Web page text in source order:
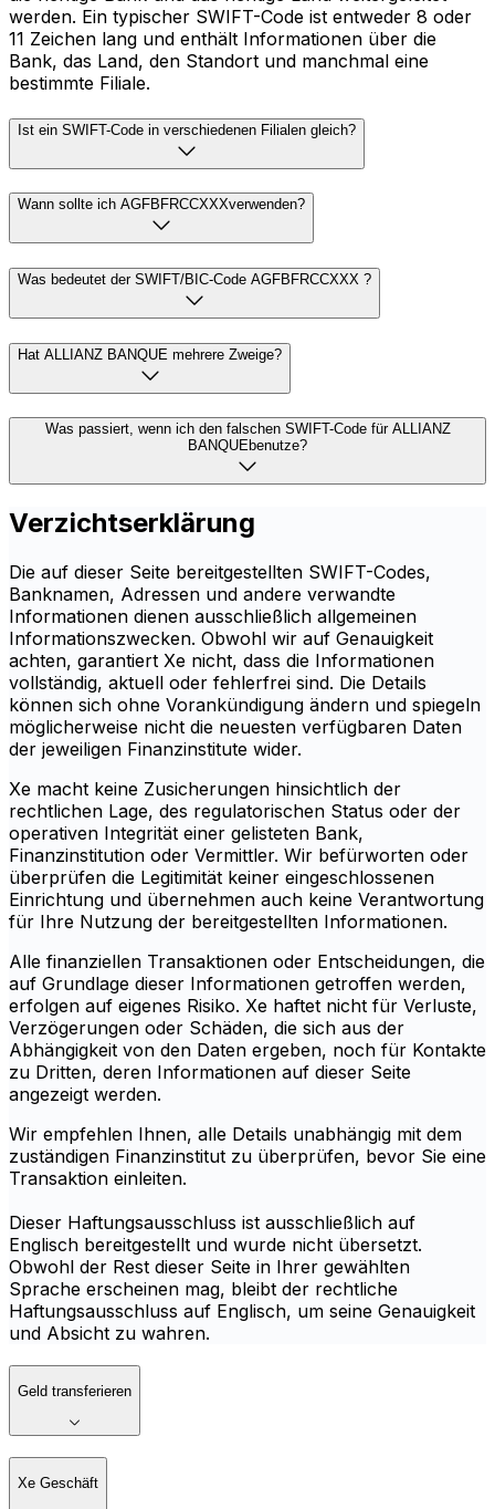
werden. Ein typischer SWIFT-Code ist entweder 8 oder
11 Zeichen lang und enthält Informationen über die
Bank, das Land, den Standort und manchmal eine
bestimmte Filiale.
Ist ein SWIFT-Code in verschiedenen Filialen gleich?
Wann sollte ich AGFBFRCCXXXverwenden?
Was bedeutet der SWIFT/BIC-Code AGFBFRCCXXX ?
Hat ALLIANZ BANQUE mehrere Zweige?
Was passiert, wenn ich den falschen SWIFT-Code für ALLIANZ
BANQUEbenutze?
Verzichtserklärung
Die auf dieser Seite bereitgestellten SWIFT-Codes,
Banknamen, Adressen und andere verwandte
Informationen dienen ausschließlich allgemeinen
Informationszwecken. Obwohl wir auf Genauigkeit
achten, garantiert Xe nicht, dass die Informationen
vollständig, aktuell oder fehlerfrei sind. Die Details
können sich ohne Vorankündigung ändern und spiegeln
möglicherweise nicht die neuesten verfügbaren Daten
der jeweiligen Finanzinstitute wider.
Xe macht keine Zusicherungen hinsichtlich der
rechtlichen Lage, des regulatorischen Status oder der
operativen Integrität einer gelisteten Bank,
Finanzinstitution oder Vermittler. Wir befürworten oder
überprüfen die Legitimität keiner eingeschlossenen
Einrichtung und übernehmen auch keine Verantwortung
für Ihre Nutzung der bereitgestellten Informationen.
Alle finanziellen Transaktionen oder Entscheidungen, die
auf Grundlage dieser Informationen getroffen werden,
erfolgen auf eigenes Risiko. Xe haftet nicht für Verluste,
Verzögerungen oder Schäden, die sich aus der
Abhängigkeit von den Daten ergeben, noch für Kontakte
zu Dritten, deren Informationen auf dieser Seite
angezeigt werden.
Wir empfehlen Ihnen, alle Details unabhängig mit dem
zuständigen Finanzinstitut zu überprüfen, bevor Sie eine
Transaktion einleiten.
Dieser Haftungsausschluss ist ausschließlich auf
Englisch bereitgestellt und wurde nicht übersetzt.
Obwohl der Rest dieser Seite in Ihrer gewählten
Sprache erscheinen mag, bleibt der rechtliche
Haftungsausschluss auf Englisch, um seine Genauigkeit
und Absicht zu wahren.
Geld transferieren
Xe Geschäft